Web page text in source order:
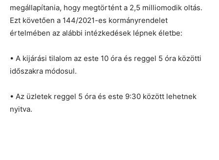
megállapítania, hogy megtörtént a 2,5 milliomodik oltás.
Ezt követően a 144/2021-es kormányrendelet
értelmében az alábbi intézkedések lépnek életbe:
• A kijárási tilalom az este 10 óra és reggel 5 óra közötti
időszakra módosul.
• Az üzletek reggel 5 óra és este 9:30 között lehetnek
nyitva.